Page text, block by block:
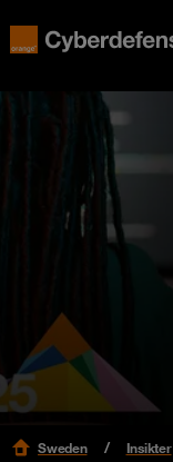
Sweden Insikter